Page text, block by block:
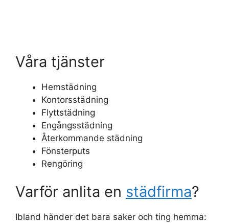
Våra tjänster
Hemstädning
Kontorsstädning
Flyttstädning
Engångsstädning
Återkommande städning
Fönsterputs
Rengöring
Varför anlita en städfirma?
Ibland händer det bara saker och ting hemma: